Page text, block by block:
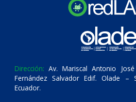
Dirección: Av. Mariscal Antonio
Fernández Salvador Edif. Olade –
Ecuador.